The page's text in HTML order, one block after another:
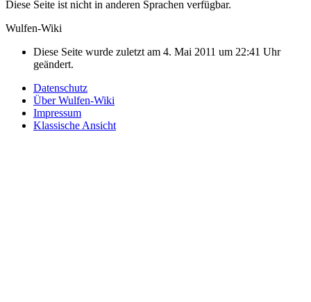
Diese Seite ist nicht in anderen Sprachen verfügbar.
Wulfen-Wiki
Diese Seite wurde zuletzt am 4. Mai 2011 um 22:41 Uhr
geändert.
Datenschutz
Über Wulfen-Wiki
Impressum
Klassische Ansicht